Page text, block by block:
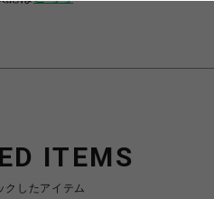
ITEMS
クしたアイテム